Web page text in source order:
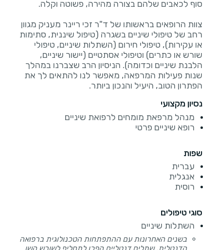
צוות הרופאים בראשותו של ד"ר זכי ריינר מעניק מגוון
רחב של טיפולי שיניים בשגרה (טיפול שיננית, סתימות
או עקירות), טיפולי חירום (השתלות שיניים, טיפולי
שורש או כתרים) וטיפולי אסתטיים (יישור שיניים,
הלבנת שיניים וכדומה). הניסיון הרב שצברנו במהלך
שנות פעילות המרפאה, מאפשר לנו להתאים לך את
הפתרון הטוב, היעיל והנכון ביותר.
נסיון מקצועי
מנהל מרפאת מומחים לרפואת שיניים
רופא שיניים פרטי
שפות
עברית
אנגלית
רוסית
סוגי טיפולים
השתלות שיניים
בשנים האחרונות עם ההתפתחות הטכנולוגית ברפואה